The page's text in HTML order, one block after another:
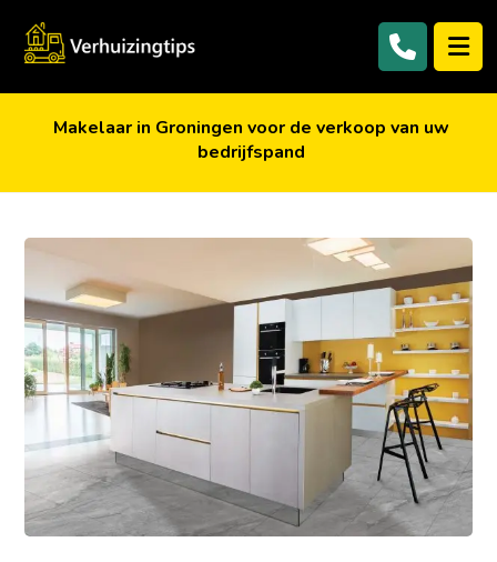
Makelaar in Groningen voor de verkoop van uw
bedrijfspand